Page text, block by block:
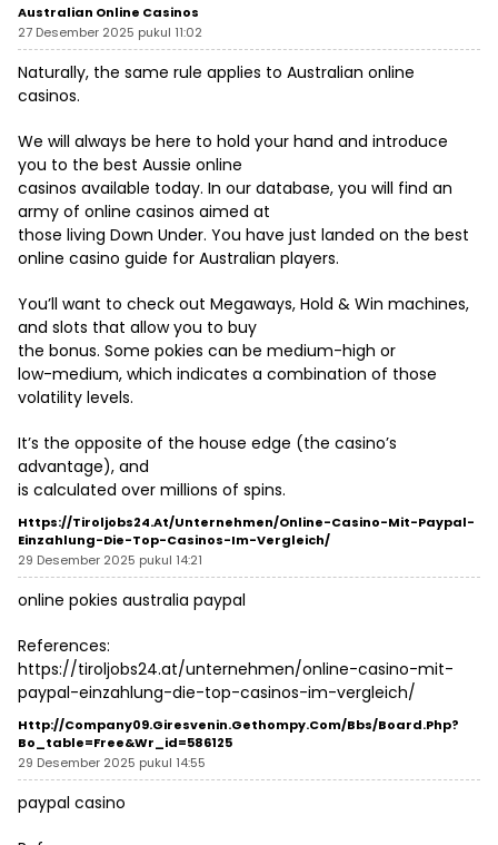
Australian Online Casinos
27 Desember 2025 pukul 11:02
Naturally, the same rule applies to Australian online
casinos.
We will always be here to hold your hand and introduce
you to the best Aussie online
casinos available today. In our database, you will find an
army of online casinos aimed at
those living Down Under. You have just landed on the best
online casino guide for Australian players.
You’ll want to check out Megaways, Hold & Win machines,
and slots that allow you to buy
the bonus. Some pokies can be medium-high or
low-medium, which indicates a combination of those
volatility levels.
It’s the opposite of the house edge (the casino’s
advantage), and
is calculated over millions of spins.
Https://tiroljobs24.at/unternehmen/online-Casino-Mit-Paypal-
Einzahlung-Die-Top-Casinos-Im-Vergleich/
29 Desember 2025 pukul 14:21
online pokies australia paypal
References:
https://tiroljobs24.at/unternehmen/online-casino-mit-
paypal-einzahlung-die-top-casinos-im-vergleich/
Http://company09.giresvenin.gethompy.com/bbs/board.php?
Bo_table=free&wr_id=586125
29 Desember 2025 pukul 14:55
paypal casino